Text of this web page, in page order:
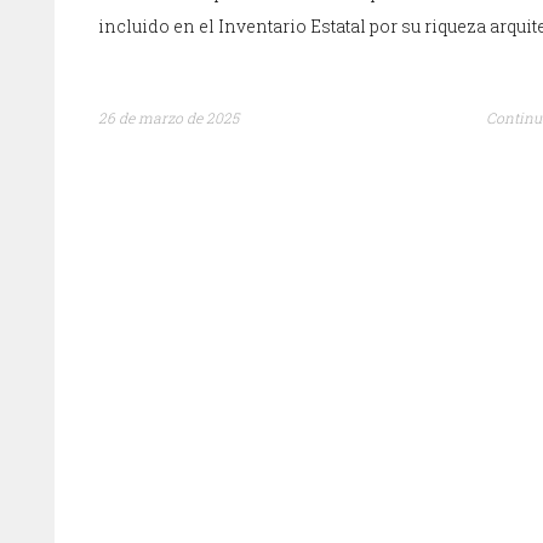
incluido en el Inventario Estatal por su riqueza
26 de marzo de 2025